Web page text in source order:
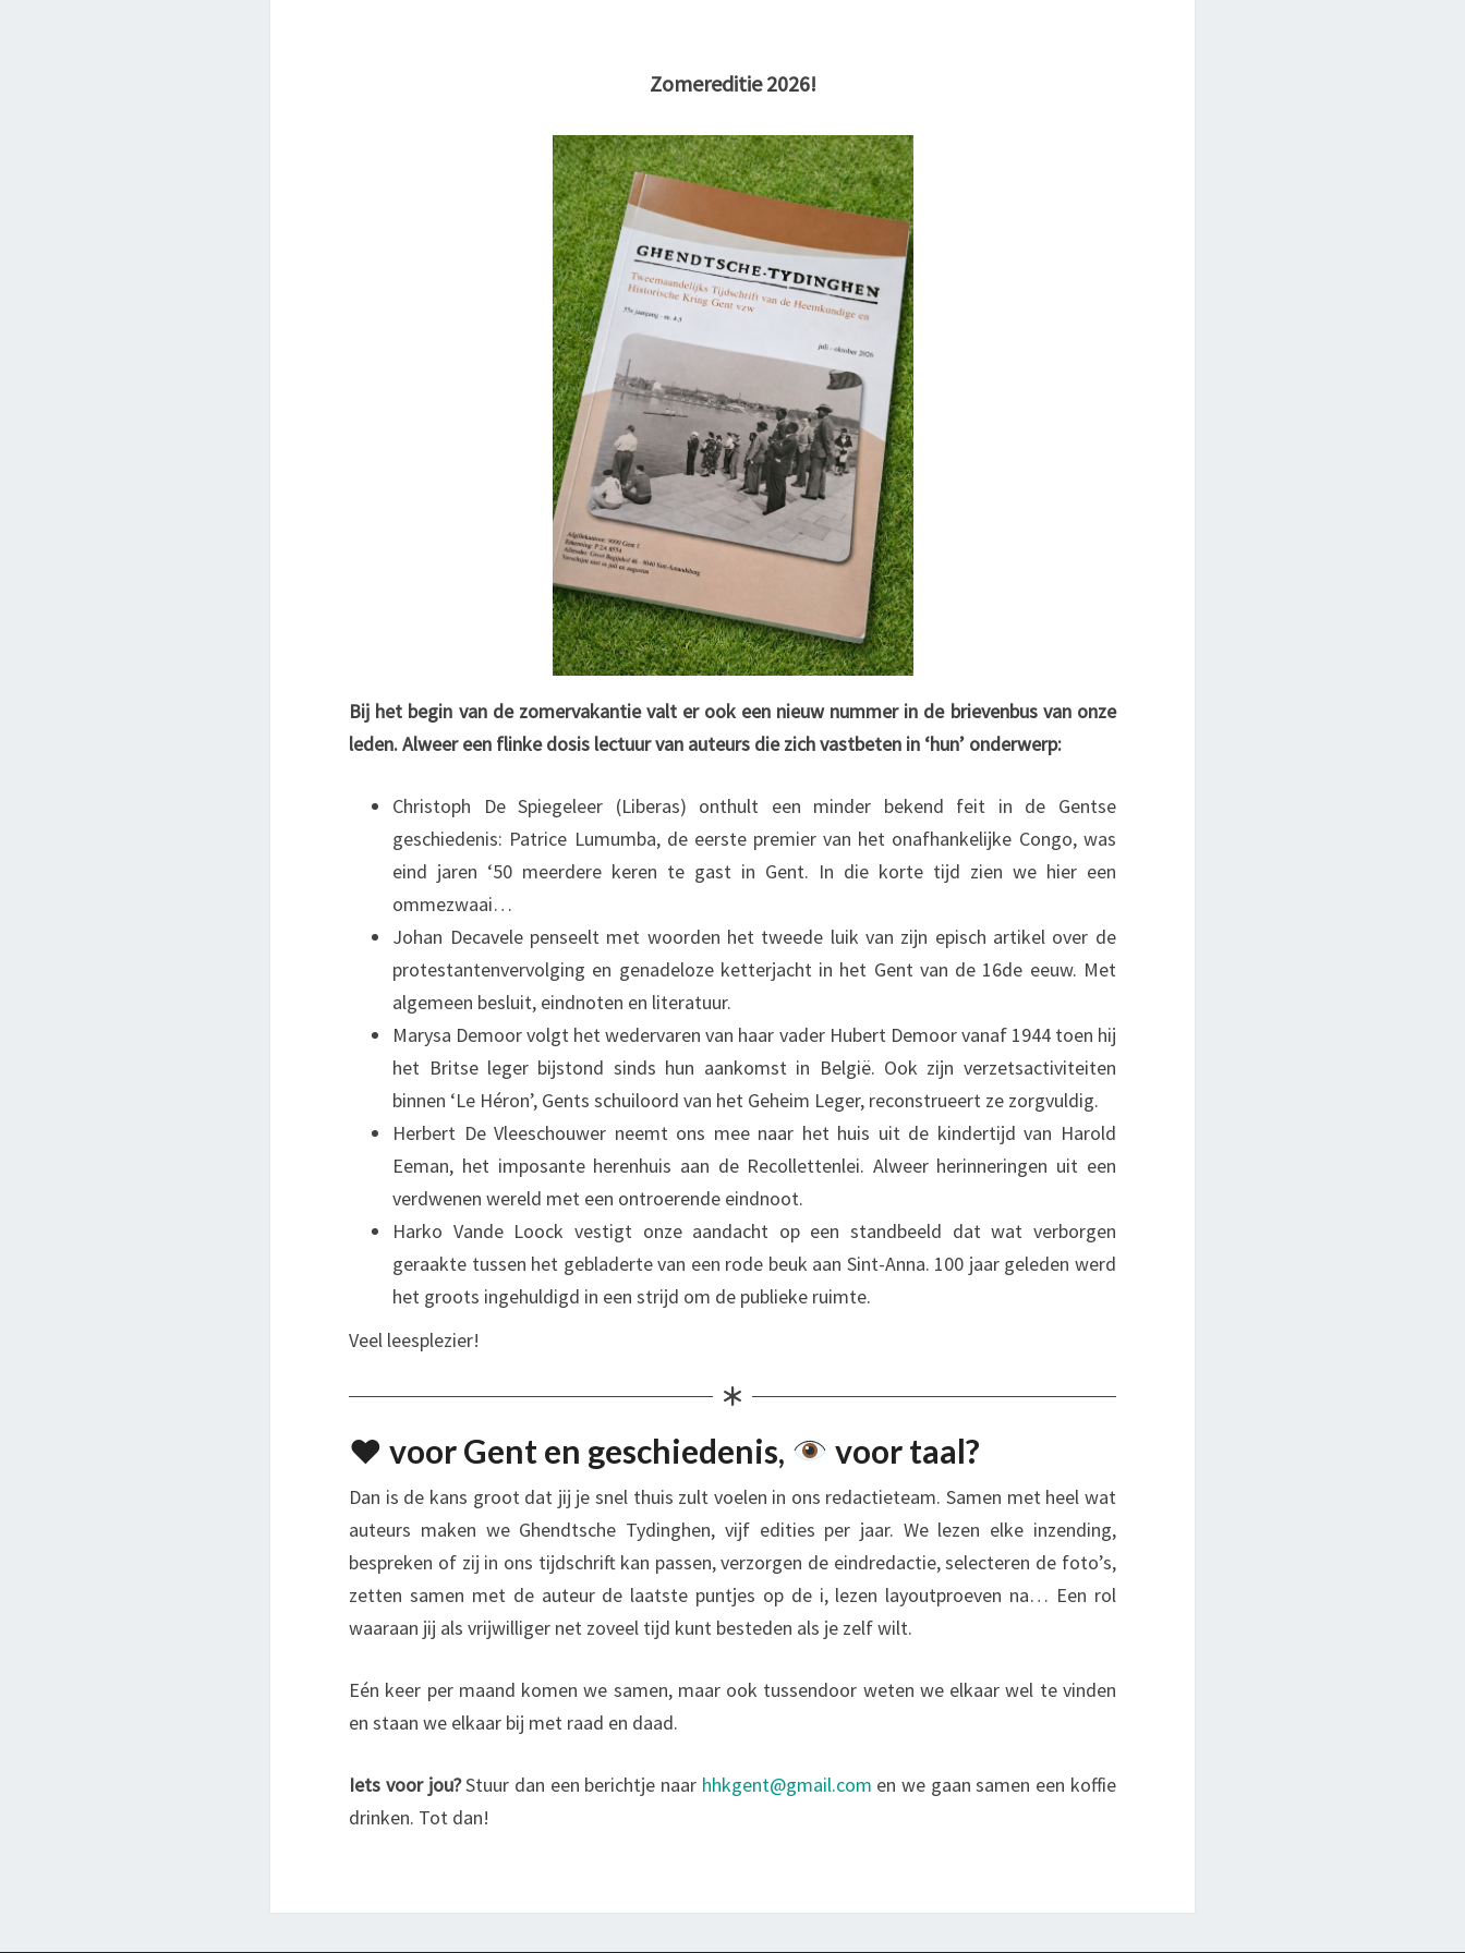
Zomereditie 2026!
Bij het begin van de zomervakantie valt er ook een nieuw nummer in de brievenbus van onze
leden. Alweer een flinke dosis lectuur van auteurs die zich vastbeten in ‘hun’ onderwerp:
Christoph De Spiegeleer (Liberas) onthult een minder bekend feit in de Gentse
geschiedenis: Patrice Lumumba, de eerste premier van het onafhankelijke Congo, was
eind jaren ‘50 meerdere keren te gast in Gent. In die korte tijd zien we hier een
ommezwaai…
Johan Decavele penseelt met woorden het tweede luik van zijn episch artikel over de
protestantenvervolging en genadeloze ketterjacht in het Gent van de 16de eeuw. Met
algemeen besluit, eindnoten en literatuur.
Marysa Demoor volgt het wedervaren van haar vader Hubert Demoor vanaf 1944 toen hij
het Britse leger bijstond sinds hun aankomst in België. Ook zijn verzetsactiviteiten
binnen ‘Le Héron’, Gents schuiloord van het Geheim Leger, reconstrueert ze zorgvuldig.
Herbert De Vleeschouwer neemt ons mee naar het huis uit de kindertijd van Harold
Eeman, het imposante herenhuis aan de Recollettenlei. Alweer herinneringen uit een
verdwenen wereld met een ontroerende eindnoot.
Harko Vande Loock vestigt onze aandacht op een standbeeld dat wat verborgen
geraakte tussen het gebladerte van een rode beuk aan Sint-Anna. 100 jaar geleden werd
het groots ingehuldigd in een strijd om de publieke ruimte.
Veel leesplezier!
♥️ voor Gent en geschiedenis, voor taal?
Dan is de kans groot dat jij je snel thuis zult voelen in ons redactieteam. Samen met heel wat
auteurs maken we Ghendtsche Tydinghen, vijf edities per jaar. We lezen elke inzending,
bespreken of zij in ons tijdschrift kan passen, verzorgen de eindredactie, selecteren de foto’s,
zetten samen met de auteur de laatste puntjes op de i, lezen layoutproeven na… Een rol
waaraan jij als vrijwilliger net zoveel tijd kunt besteden als je zelf wilt.
Eén keer per maand komen we samen, maar ook tussendoor weten we elkaar wel te vinden
en staan we elkaar bij met raad en daad.
Iets voor jou?Stuur dan een berichtje naar hhkgent@gmail.com en we gaan samen een koffie
drinken. Tot dan!